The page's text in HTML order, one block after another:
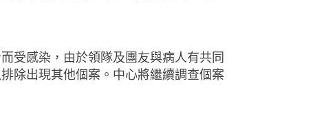
受感染，由於領隊及團友與病人有共同
除出現其他個案。中心將繼續調查個案